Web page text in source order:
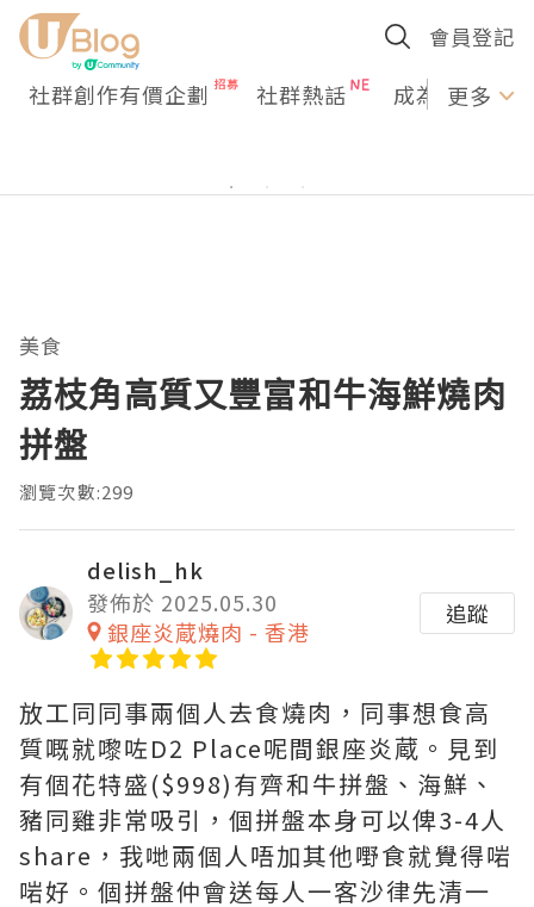
會員登記
社群創作有價企劃 社群熱話 成為U更多
美食
荔枝角高質又豐富和牛海鮮燒肉
拼盤
瀏覽次數:299
delish_hk
發佈於 2025.05.30
銀座炎蔵燒肉 - 香港
追蹤
放工同同事兩個人去食燒肉，同事想食高
質嘅就嚟咗D2 Place呢間銀座炎蔵。見到
有個花特盛($998)有齊和牛拼盤、海鮮、
豬同雞非常吸引，個拼盤本身可以俾3-4人
share，我哋兩個人唔加其他嘢食就覺得啱
啱好。個拼盤仲會送每人一客沙律先清一